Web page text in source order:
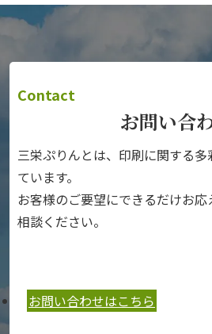
Contact
お問い合
三栄ぷりんとは、印刷に関する
ています。
お客様のご要望にできるだけお
相談ください。
お問い合わせはこちら